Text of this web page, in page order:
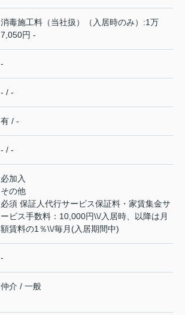
消毒施工料（当社扱）（入居時のみ）:1万
7,050円 -
-
- / -
有 / -
- / -
必加入
その他
必須 保証人代行サービス保証料・家賃集金サ
ービス手数料：10,000円\\/入居時、以降は月
額賃料の1％\\/毎月(入居期間中)
-
仲介 / 一般